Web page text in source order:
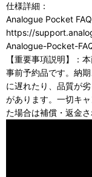
仕様詳細：
Analogue Pocket FAQ
https://
Analogue-Pocket-
【重要事項説明】：
事前予約品です。納
に遅れたり、品質が
があります。一切キ
た場合は補償・返金さ